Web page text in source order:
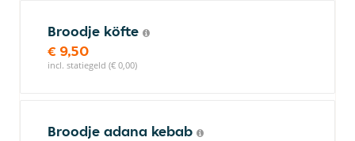
Broodje köfte
€ 9,50
incl. statiegeld (€ 0,00)
Broodje adana kebab